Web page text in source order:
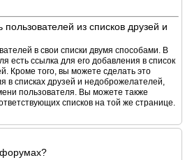
пользователей из списков друзей и
в свои списки двумя способами. В
есть ссылка для его добавления в список
Кроме того, вы можете сделать это
в списках друзей и недоброжелателей,
пользователя. Вы можете также
списков на той же странице.
форумах?